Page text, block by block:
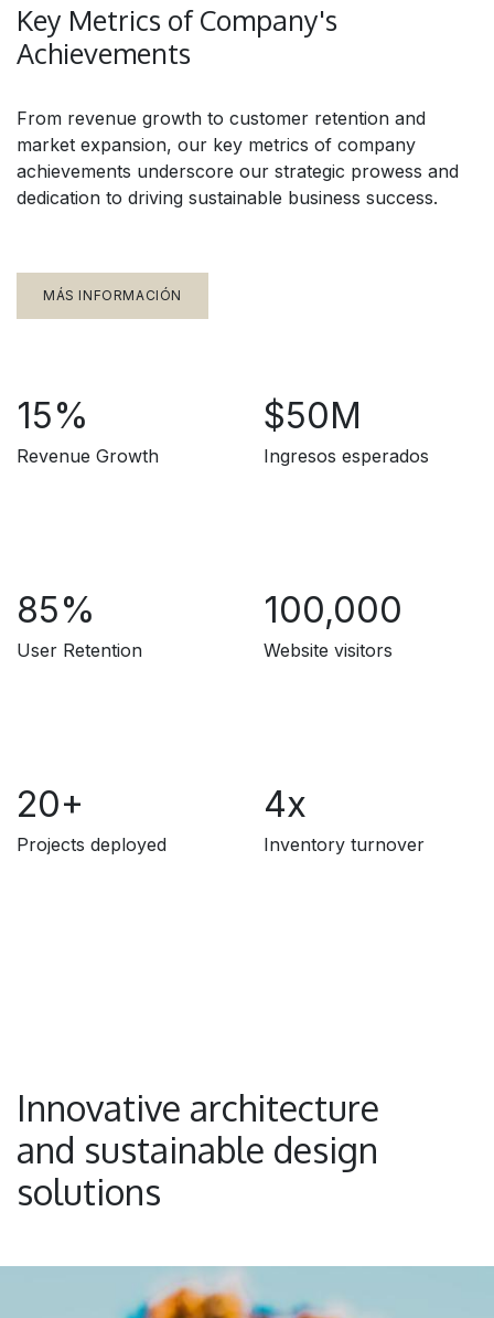
Key Metrics of Company's
Achievements
From revenue growth to customer retention and
market expansion, our key metrics of company
achievements underscore our strategic prowess and
dedication to driving sustainable business success.
MÁS INFORMACIÓN
15%
Revenue Growth
$50M
Ingresos esperados
85%
User Retention
100,000
Website visitors
20+
Projects deployed
4x
Inventory turnover
Innovative architecture
and sustainable design
solutions